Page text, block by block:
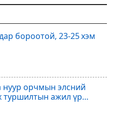
оруулагчдад худалдах
шийдвэрлэснээ ФИФА-гийн
ерөнхийлөгч Жанни
бороотой, 23-25 хэм
нуур орчмын элсний
туршилтын ажил үр